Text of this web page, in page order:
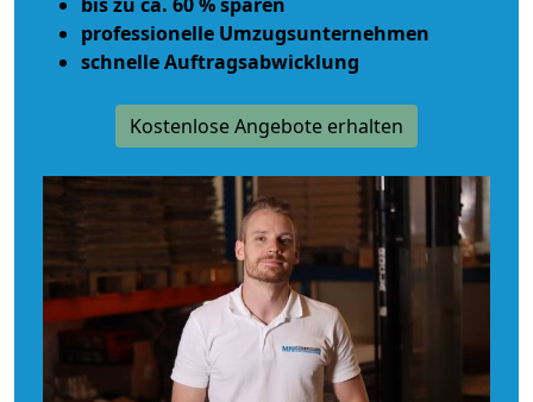
professionelle Umzugsunternehmen
schnelle Auftragsabwicklung
Kostenlose Angebote erhalten